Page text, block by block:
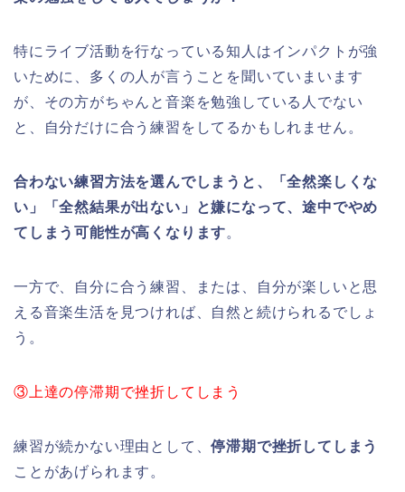
特にライブ活動を行なっている知人はインパクトが強
いために、多くの人が言うことを聞いていまいます
が、その方がちゃんと音楽を勉強している人でない
と、自分だけに合う練習をしてるかもしれません。
合わない練習方法を選んでしまうと、「全然楽しくな
い」「全然結果が出ない」と嫌になって、途中でやめ
てしまう可能性が高くなります。
一方で、自分に合う練習、または、自分が楽しいと思
える音楽生活を見つければ、自然と続けられるでしょ
う。
③上達の停滞期で挫折してしまう
練習が続かない理由として、停滞期で挫折してしまう
ことがあげられます。